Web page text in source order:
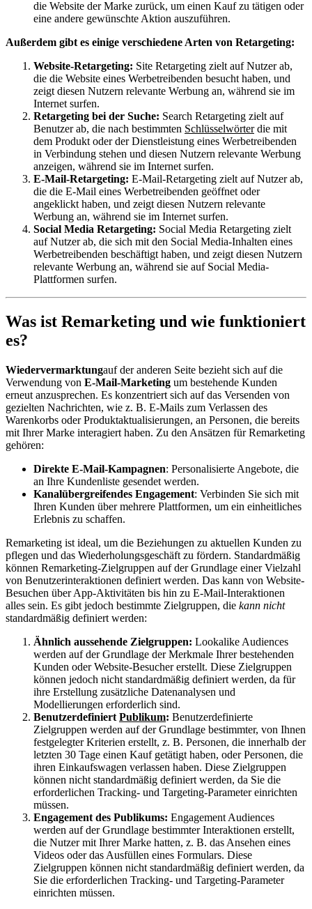
die Website der Marke zurück, um einen Kauf zu tätigen oder
eine andere gewünschte Aktion auszuführen.
Außerdem gibt es einige verschiedene Arten von Retargeting:
Website-Retargeting: Site Retargeting zielt auf Nutzer ab,
die die Website eines Werbetreibenden besucht haben, und
zeigt diesen Nutzern relevante Werbung an, während sie im
Internet surfen.
Retargeting bei der Suche: Search Retargeting zielt auf
Benutzer ab, die nach bestimmten Schlüsselwörterdie mit
dem Produkt oder der Dienstleistung eines Werbetreibenden
in Verbindung stehen und diesen Nutzern relevante Werbung
anzeigen, während sie im Internet surfen.
E-Mail-Retargeting: E-Mail-Retargeting zielt auf Nutzer ab,
die die E-Mail eines Werbetreibenden geöffnet oder
angeklickt haben, und zeigt diesen Nutzern relevante
Werbung an, während sie im Internet surfen.
Social Media Retargeting: Social Media Retargeting zielt
auf Nutzer ab, die sich mit den Social Media-Inhalten eines
Werbetreibenden beschäftigt haben, und zeigt diesen Nutzern
relevante Werbung an, während sie auf Social Media-
Plattformen surfen.
Was ist Remarketing und wie funktioniert
es?
Wiedervermarktungauf der anderen Seite bezieht sich auf die
Verwendung von E-Mail-Marketing um bestehende Kunden
erneut anzusprechen. Es konzentriert sich auf das Versenden von
gezielten Nachrichten, wie z. B. E-Mails zum Verlassen des
Warenkorbs oder Produktaktualisierungen, an Personen, die bereits
mit Ihrer Marke interagiert haben. Zu den Ansätzen für Remarketing
gehören:
Direkte E-Mail-Kampagnen: Personalisierte Angebote, die
an Ihre Kundenliste gesendet werden.
Kanalübergreifendes Engagement: Verbinden Sie sich mit
Ihren Kunden über mehrere Plattformen, um ein einheitliches
Erlebnis zu schaffen.
Remarketing ist ideal, um die Beziehungen zu aktuellen Kunden zu
pflegen und das Wiederholungsgeschäft zu fördern. Standardmäßig
können Remarketing-Zielgruppen auf der Grundlage einer Vielzahl
von Benutzerinteraktionen definiert werden. Das kann von Website-
Besuchen über App-Aktivitäten bis hin zu E-Mail-Interaktionen
alles sein. Es gibt jedoch bestimmte Zielgruppen, die kann nicht
standardmäßig definiert werden:
Ähnlich aussehende Zielgruppen: Lookalike Audiences
werden auf der Grundlage der Merkmale Ihrer bestehenden
Kunden oder Website-Besucher erstellt. Diese Zielgruppen
können jedoch nicht standardmäßig definiert werden, da für
ihre Erstellung zusätzliche Datenanalysen und
Modellierungen erforderlich sind.
Benutzerdefiniert Publikum: Benutzerdefinierte
Zielgruppen werden auf der Grundlage bestimmter, von Ihnen
festgelegter Kriterien erstellt, z. B. Personen, die innerhalb der
letzten 30 Tage einen Kauf getätigt haben, oder Personen, die
ihren Einkaufswagen verlassen haben. Diese Zielgruppen
können nicht standardmäßig definiert werden, da Sie die
erforderlichen Tracking- und Targeting-Parameter einrichten
müssen.
Engagement des Publikums: Engagement Audiences
werden auf der Grundlage bestimmter Interaktionen erstellt,
die Nutzer mit Ihrer Marke hatten, z. B. das Ansehen eines
Videos oder das Ausfüllen eines Formulars. Diese
Zielgruppen können nicht standardmäßig definiert werden, da
Sie die erforderlichen Tracking- und Targeting-Parameter
einrichten müssen.